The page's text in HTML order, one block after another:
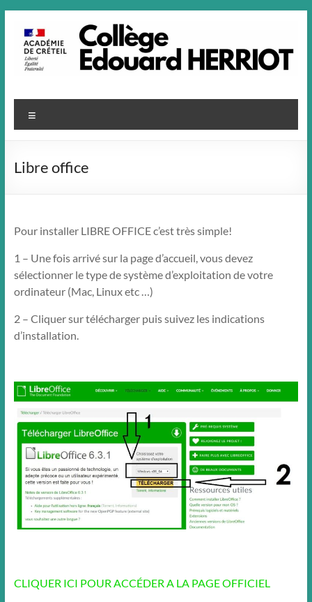
contenu
Libre office
Pour installer LIBRE OFFICE c’est très simple!
1 – Une fois arrivé sur la page d’accueil, vous devez
sélectionner le type de système d’exploitation de votre
ordinateur (Mac, Linux etc …)
2 – Cliquer sur télécharger puis suivez les indications
d’installation.
CLIQUER ICI POUR ACCÉDER A LA PAGE OFFICIEL